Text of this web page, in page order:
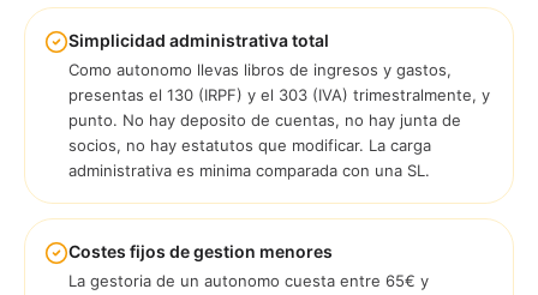
Simplicidad administrativa total
Como autonomo llevas libros de ingresos y gastos,
presentas el 130 (IRPF) y el 303 (IVA) trimestralmente, y
punto. No hay deposito de cuentas, no hay junta de
socios, no hay estatutos que modificar. La carga
administrativa es minima comparada con una SL.
Costes fijos de gestion menores
La gestoria de un autonomo cuesta entre 65€ y